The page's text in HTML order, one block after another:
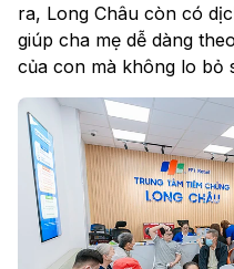
ra, Long Châu còn có
giúp cha mẹ dễ dàng
của con mà không lo bỏ